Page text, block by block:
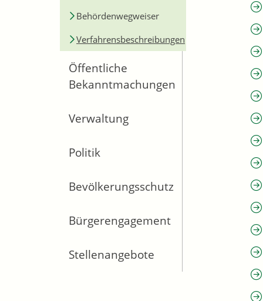
Behördenwegweiser
Verfahrensbeschreibungen
Öffentliche
Bekanntmachungen
Verwaltung
Politik
Bevölkerungsschutz
Bürgerengagement
Stellenangebote